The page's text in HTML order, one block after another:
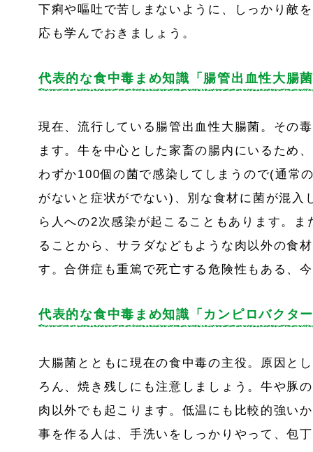
下痢や嘔吐で苦しまないように、しっかり敵
応も学んでおきましょう。
代表的な食中毒まめ知識「腸管出血性大腸
現在、流行している腸管出血性大腸菌。その
ます。牛を中心とした家畜の腸内にいるため
わずか100個の菌で感染してしまうので(通常
がないと症状がでない)、別な食材に菌が混入
ら人への2次感染が起こることもあります。
ることから、サラダなどもような肉以外の食
す。合併症も重篤で死亡する危険性もある、
代表的な食中毒まめ知識「カンピロバクタ
大腸菌とともに現在の食中毒の主役。原因と
ろん、焼き残しにも注意しましょう。牛や豚
肉以外でも起こります。低温にも比較的強い
事を作る人は、手洗いをしっかりやって、包